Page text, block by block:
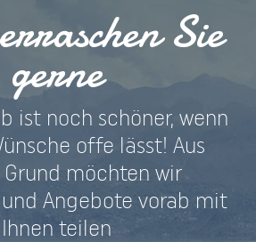
Sie
gerne
ist noch schöner, wenn
offe lässt! Aus
möchten wir
Angebote vorab mit
Ihnen teilen